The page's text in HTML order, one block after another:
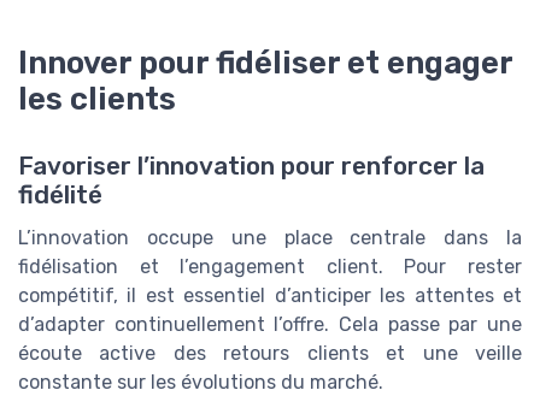
Innover pour fidéliser et engager
les clients
Favoriser l’innovation pour renforcer la
fidélité
L’innovation occupe une place centrale dans la
fidélisation et l’engagement client. Pour rester
compétitif, il est essentiel d’anticiper les attentes et
d’adapter continuellement l’offre. Cela passe par une
écoute active des retours clients et une veille
constante sur les évolutions du marché.